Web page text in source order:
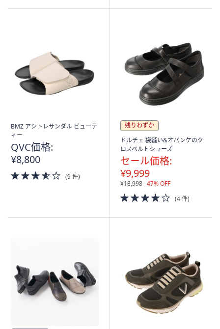
BMZ アシトレサンダル ビューテ
ィー
QVC価格:
¥8,800
3.5
of
(9 件)
残りわずか
ドルチェ 袋縫い&オパンケのク
ロスベルトシューズ
セール価格:
¥9,999
¥18,998 47% OFF
4.0
of
(4 件)